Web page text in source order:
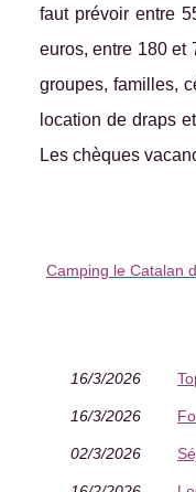
faut prévoir entre
euros, entre 180 et
groupes, familles,
location de draps
Les chèques
Camping le Catalan
16/3/2026
16/3/2026
02/3/2026